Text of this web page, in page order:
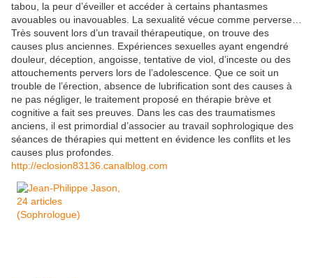
tabou, la peur d’éveiller et accéder à certains phantasmes
avouables ou inavouables. La sexualité vécue comme perverse…
Très souvent lors d’un travail thérapeutique, on trouve des
causes plus anciennes. Expériences sexuelles ayant engendré
douleur, déception, angoisse, tentative de viol, d’inceste ou des
attouchements pervers lors de l’adolescence. Que ce soit un
trouble de l’érection, absence de lubrification sont des causes à
ne pas négliger, le traitement proposé en thérapie brève et
cognitive a fait ses preuves. Dans les cas des traumatismes
anciens, il est primordial d’associer au travail sophrologique des
séances de thérapies qui mettent en évidence les conflits et les
causes plus profondes.
http://eclosion83136.canalblog.com